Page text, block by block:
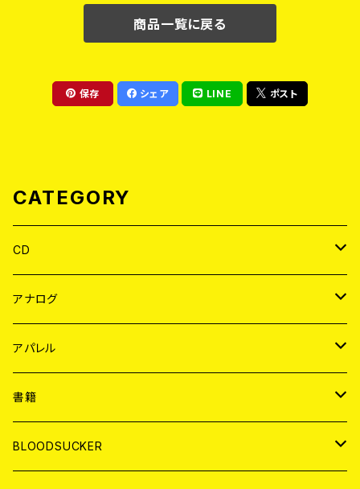
商品一覧に戻る
保存 シェア LINE ポスト
CATEGORY
CD
JAPAN
WORLD
アナログ
JAPAN
７EP
LP
WORLD
7EP
アパレル
JAPAN
T-shirt
WORLD
書籍
MAGAZINE
BLOODSUCKER